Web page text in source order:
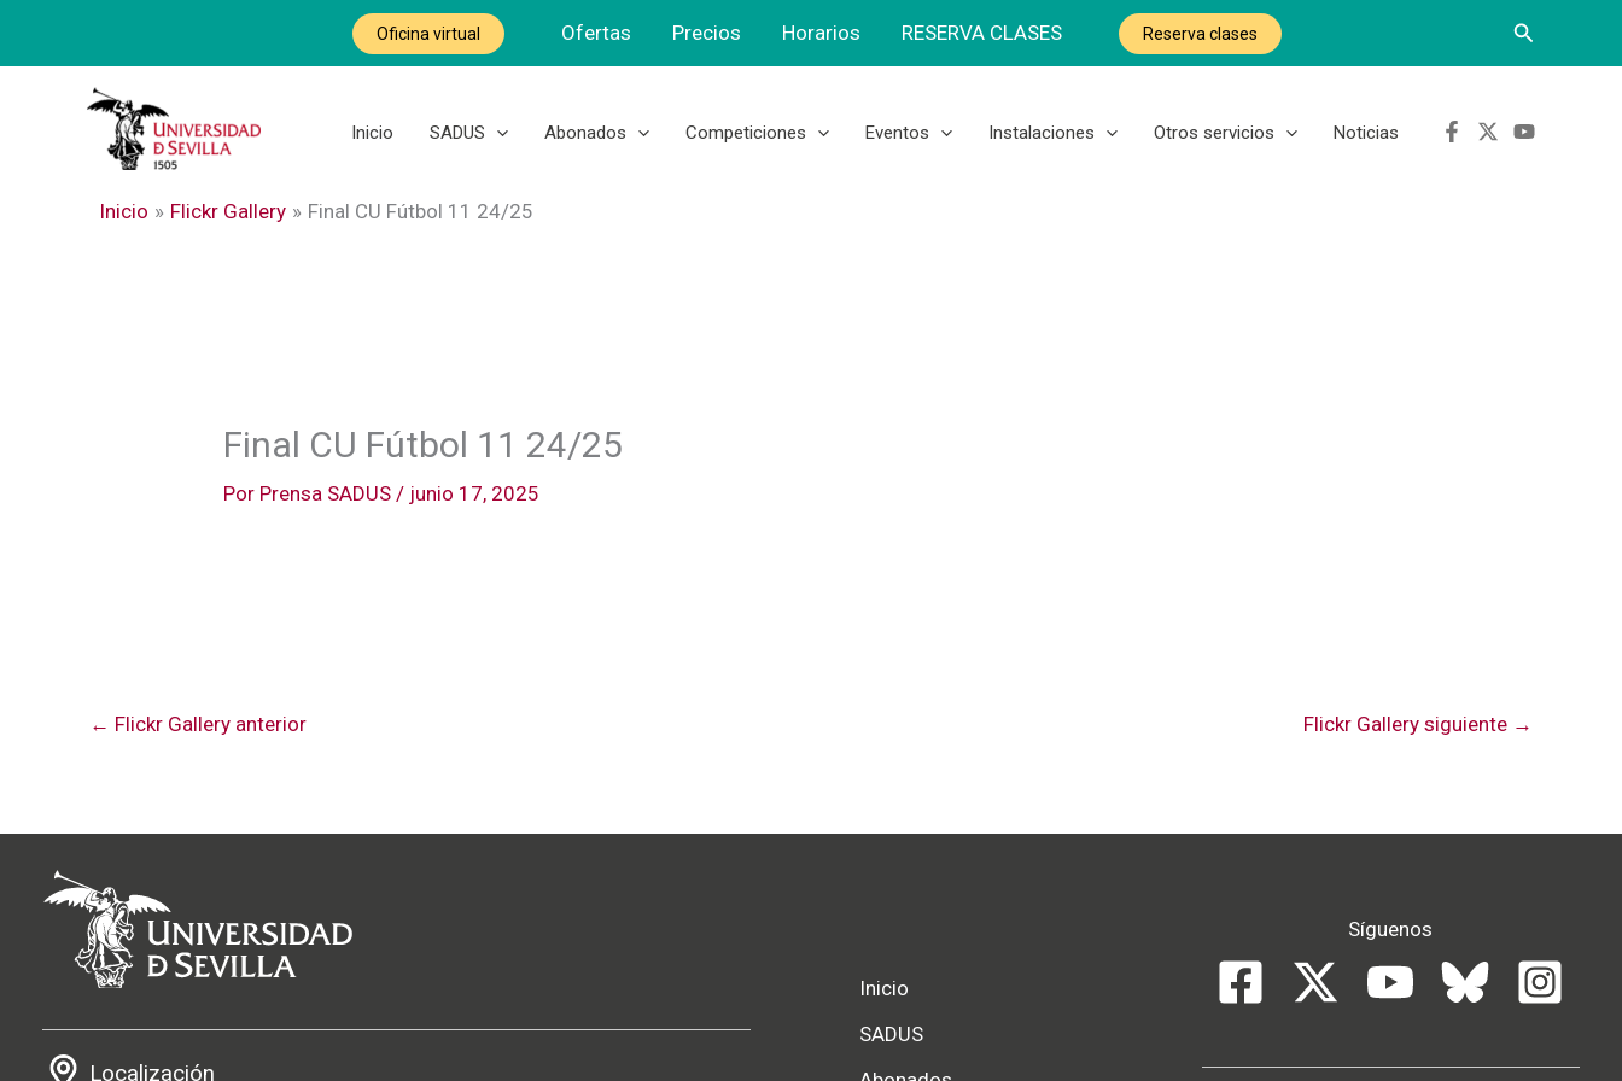
Oficina virtual Ofertas Precios Horarios RESERVA CLASES Reserva clases Buscar
Inicio SADUS Abonados Competiciones Eventos Instalaciones Otros servicios Noticias
Inicio Flickr Gallery Final CU Fútbol 11 24/25
Final CU Fútbol 11 24/25
Por Prensa SADUS / junio 17, 2025
← Flickr Gallery anterior Flickr Gallery siguiente →
Localización
Inicio
SADUS
Síguenos